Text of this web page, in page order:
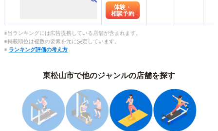
体験・
相談予約
※当ランキングには広告提携している店舗が含まれます。
※掲載順位は複数の要素を元に決定しています。
※ ランキング評価の考え方
東松山市で他のジャンルの店舗を探す